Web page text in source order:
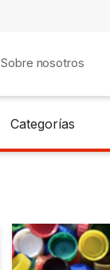
Sobre nosotros
Categorías